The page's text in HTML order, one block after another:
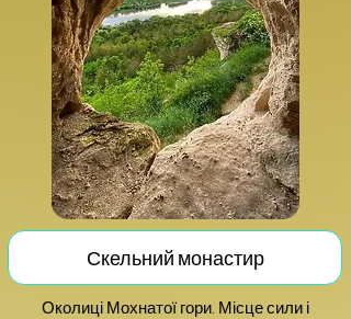
Скельний монастир
Околиці Мохнатої гори. Місце сили і